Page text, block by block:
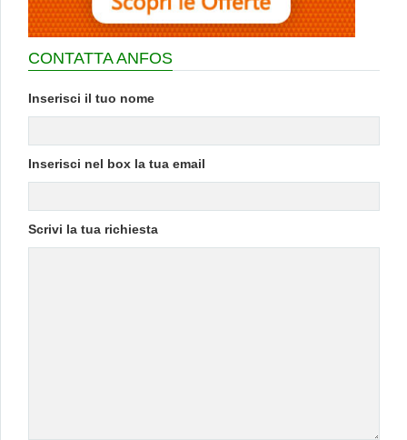
CONTATTA ANFOS
Inserisci il tuo nome
Inserisci nel box la tua email
Scrivi la tua richiesta